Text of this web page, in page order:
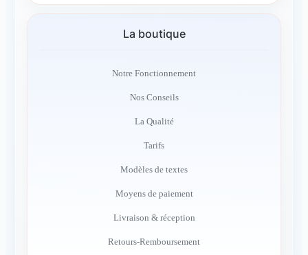
La boutique
Notre Fonctionnement
Nos Conseils
La Qualité
Tarifs
Modèles de textes
Moyens de paiement
Livraison & réception
Retours-Remboursement